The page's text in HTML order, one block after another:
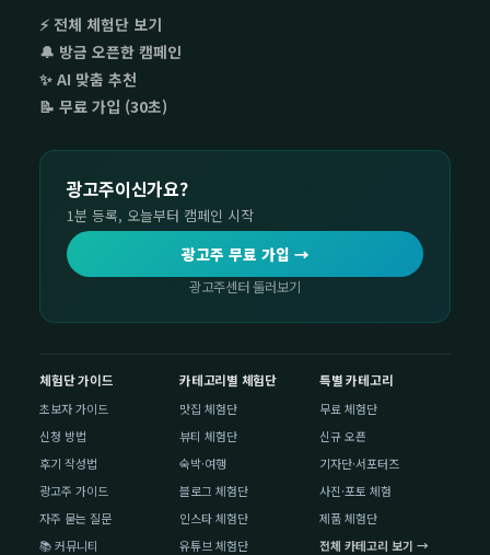
⚡ 전체 체험단 보기
🔔 방금 오픈한 캠페인
✨ AI 맞춤 추천
📝 무료 가입 (30초)
광고주이신가요?
1분 등록, 오늘부터 캠페인 시작
광고주 무료 가입 →
광고주센터 둘러보기
체험단 가이드
초보자 가이드
신청 방법
후기 작성법
광고주 가이드
자주 묻는 질문
📚 커뮤니티
카테고리별 체험단
맛집 체험단
뷰티 체험단
숙박·여행
블로그 체험단
인스타 체험단
유튜브 체험단
특별 카테고리
무료 체험단
신규 오픈
기자단·서포터즈
사진·포토 체험
제품 체험단
전체 카테고리 보기 →